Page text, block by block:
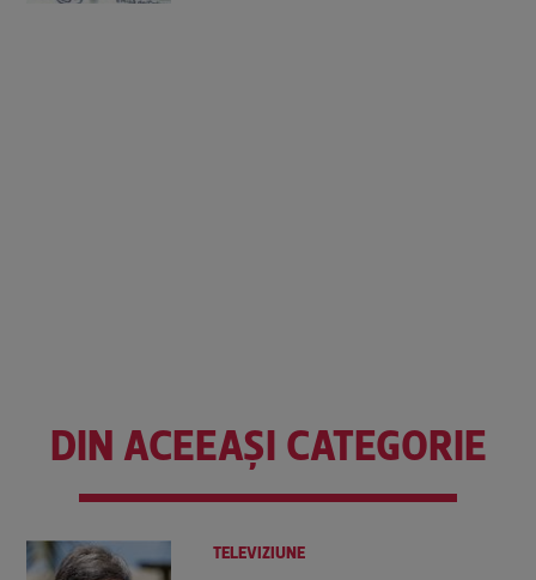
DIN ACEEAȘI CATEGORIE
TELEVIZIUNE